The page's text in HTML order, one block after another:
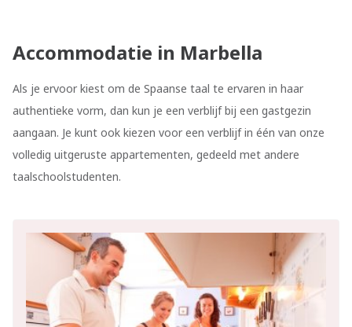
Accommodatie in Marbella
Als je ervoor kiest om de Spaanse taal te ervaren in haar
authentieke vorm, dan kun je een verblijf bij een gastgezin
aangaan. Je kunt ook kiezen voor een verblijf in één van onze
volledig uitgeruste appartementen, gedeeld met andere
taalschoolstudenten.